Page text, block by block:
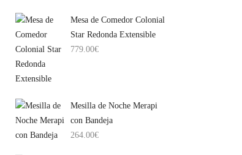
Mesa de Comedor Colonial
Star Redonda Extensible
779.00€
Mesilla de Noche Merapi
con Bandeja
264.00€